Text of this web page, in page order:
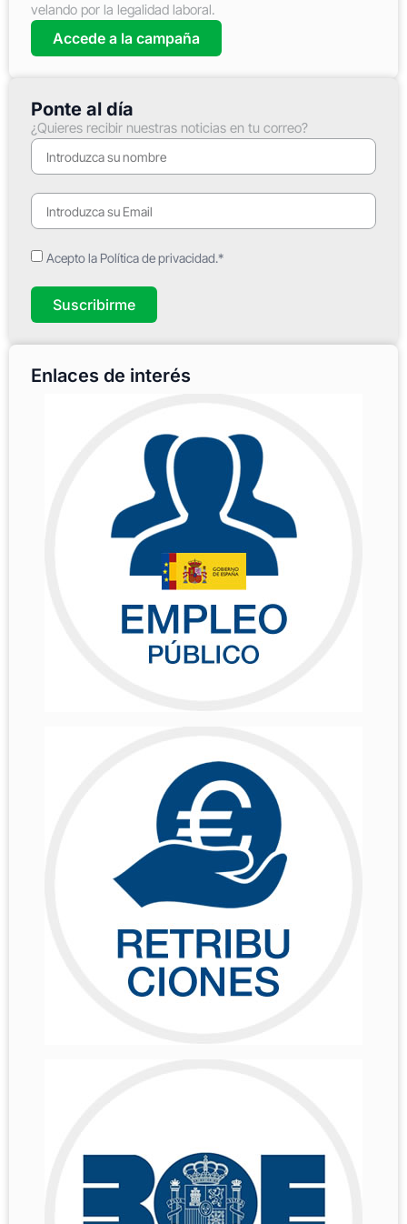
velando por la legalidad laboral.
Accede a la campaña
Ponte al día
¿Quieres recibir nuestras noticias en tu correo?
Acepto la Política de privacidad.*
Suscribirme
Enlaces de interés